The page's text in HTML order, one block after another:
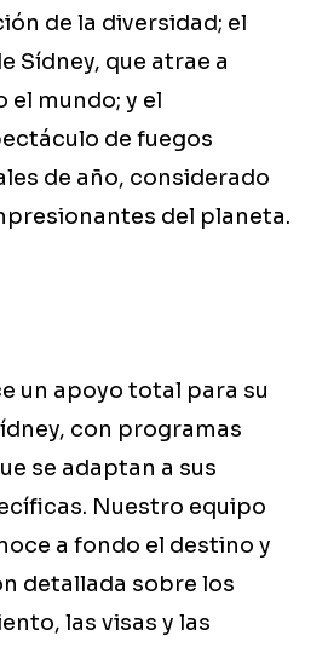
de la diversidad; el
Sídney, que atrae a
el mundo; y el
de fuegos
de año, considerado
del planeta.
un apoyo total para su
con programas
se adaptan a sus
Nuestro equipo
a fondo el destino y
detallada sobre los
las visas y las